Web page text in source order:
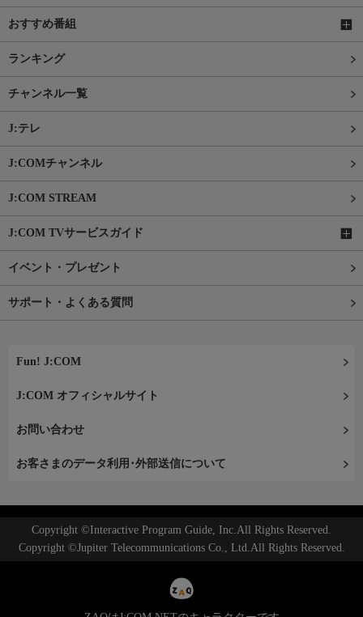
おすすめ番組
ランキング
チャンネル一覧
J:テレ
J:COMチャンネル
J:COM STREAM
J:COM TVサービスガイド
イベント・プレゼント
サポート・よくある質問
Fun! J:COM
J:COM オフィシャルサイト
お問い合わせ
お客さまのデータ利用･外部送信について
Copyright ©Interactive Program Guide, Inc.All Rights Reserved.
Copyright ©Jupiter Telecommunications Co., Ltd.All Rights Reserved.